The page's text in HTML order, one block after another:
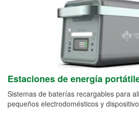
Estaciones de energía
Sistemas de baterías recargables para
pequeños electrodomésticos y